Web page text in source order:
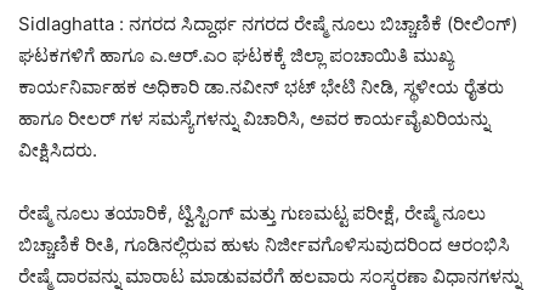
Sidlaghatta : ನಗರದ ಸಿದ್ದಾರ್ಥ ನಗರದ ರೇಷ್ಮೆ ನೂಲು ಬಿಚ್ಚಾಣಿಕೆ (ರೀಲಿಂಗ್)
ಘಟಕಗಳಿಗೆ ಹಾಗೂ ಎ.ಆರ್.ಎಂ ಘಟಕಕ್ಕೆ ಜಿಲ್ಲಾ ಪಂಚಾಯಿತಿ ಮುಖ್ಯ
ಕಾರ್ಯನಿರ್ವಾಹಕ ಅಧಿಕಾರಿ ಡಾ.ನವೀನ್ ಭಟ್ ಭೇಟಿ ನೀಡಿ, ಸ್ಥಳೀಯ ರೈತರು
ಹಾಗೂ ರೀಲರ್‌ ಗಳ ಸಮಸ್ಯೆಗಳನ್ನು ವಿಚಾರಿಸಿ, ಅವರ ಕಾರ್ಯವೈಖರಿಯನ್ನು
ವೀಕ್ಷಿಸಿದರು.
ರೇಷ್ಮೆ ನೂಲು ತಯಾರಿಕೆ, ಟ್ವಿಸ್ಟಿಂಗ್ ಮತ್ತು ಗುಣಮಟ್ಟ ಪರೀಕ್ಷೆ, ರೇಷ್ಮೆ ನೂಲು
ಬಿಚ್ಚಾಣಿಕೆ ರೀತಿ, ಗೂಡಿನಲ್ಲಿರುವ ಹುಳು ನಿರ್ಜೀವಗೊಳಿಸುವುದರಿಂದ ಆರಂಭಿಸಿ
ರೇಷ್ಮೆ ದಾರವನ್ನು ಮಾರಾಟ ಮಾಡುವವರೆಗೆ ಹಲವಾರು ಸಂಸ್ಕರಣಾ ವಿಧಾನಗಳನ್ನು